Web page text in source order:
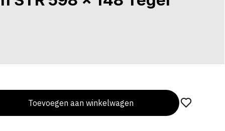
Toevoegen aan winkelwagen